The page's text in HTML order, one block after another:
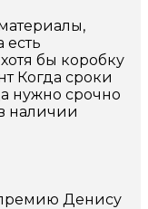
есть
бы коробку
Когда сроки
нужно срочно
наличии
Денису